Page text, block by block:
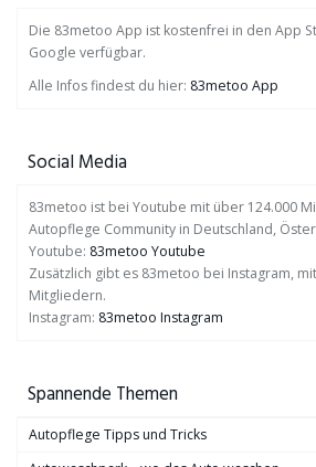
Die 83metoo App ist kostenfrei in den App
Google verfügbar.
Alle Infos findest du hier: 83metoo App
Social Media
83metoo ist bei Youtube mit über 124.000
Autopflege Community in Deutschland,
Youtube: 83metoo Youtube
Zusätzlich gibt es 83metoo bei Instagram,
Mitgliedern.
Instagram: 83metoo Instagram
Spannende Themen
Autopflege Tipps und Tricks